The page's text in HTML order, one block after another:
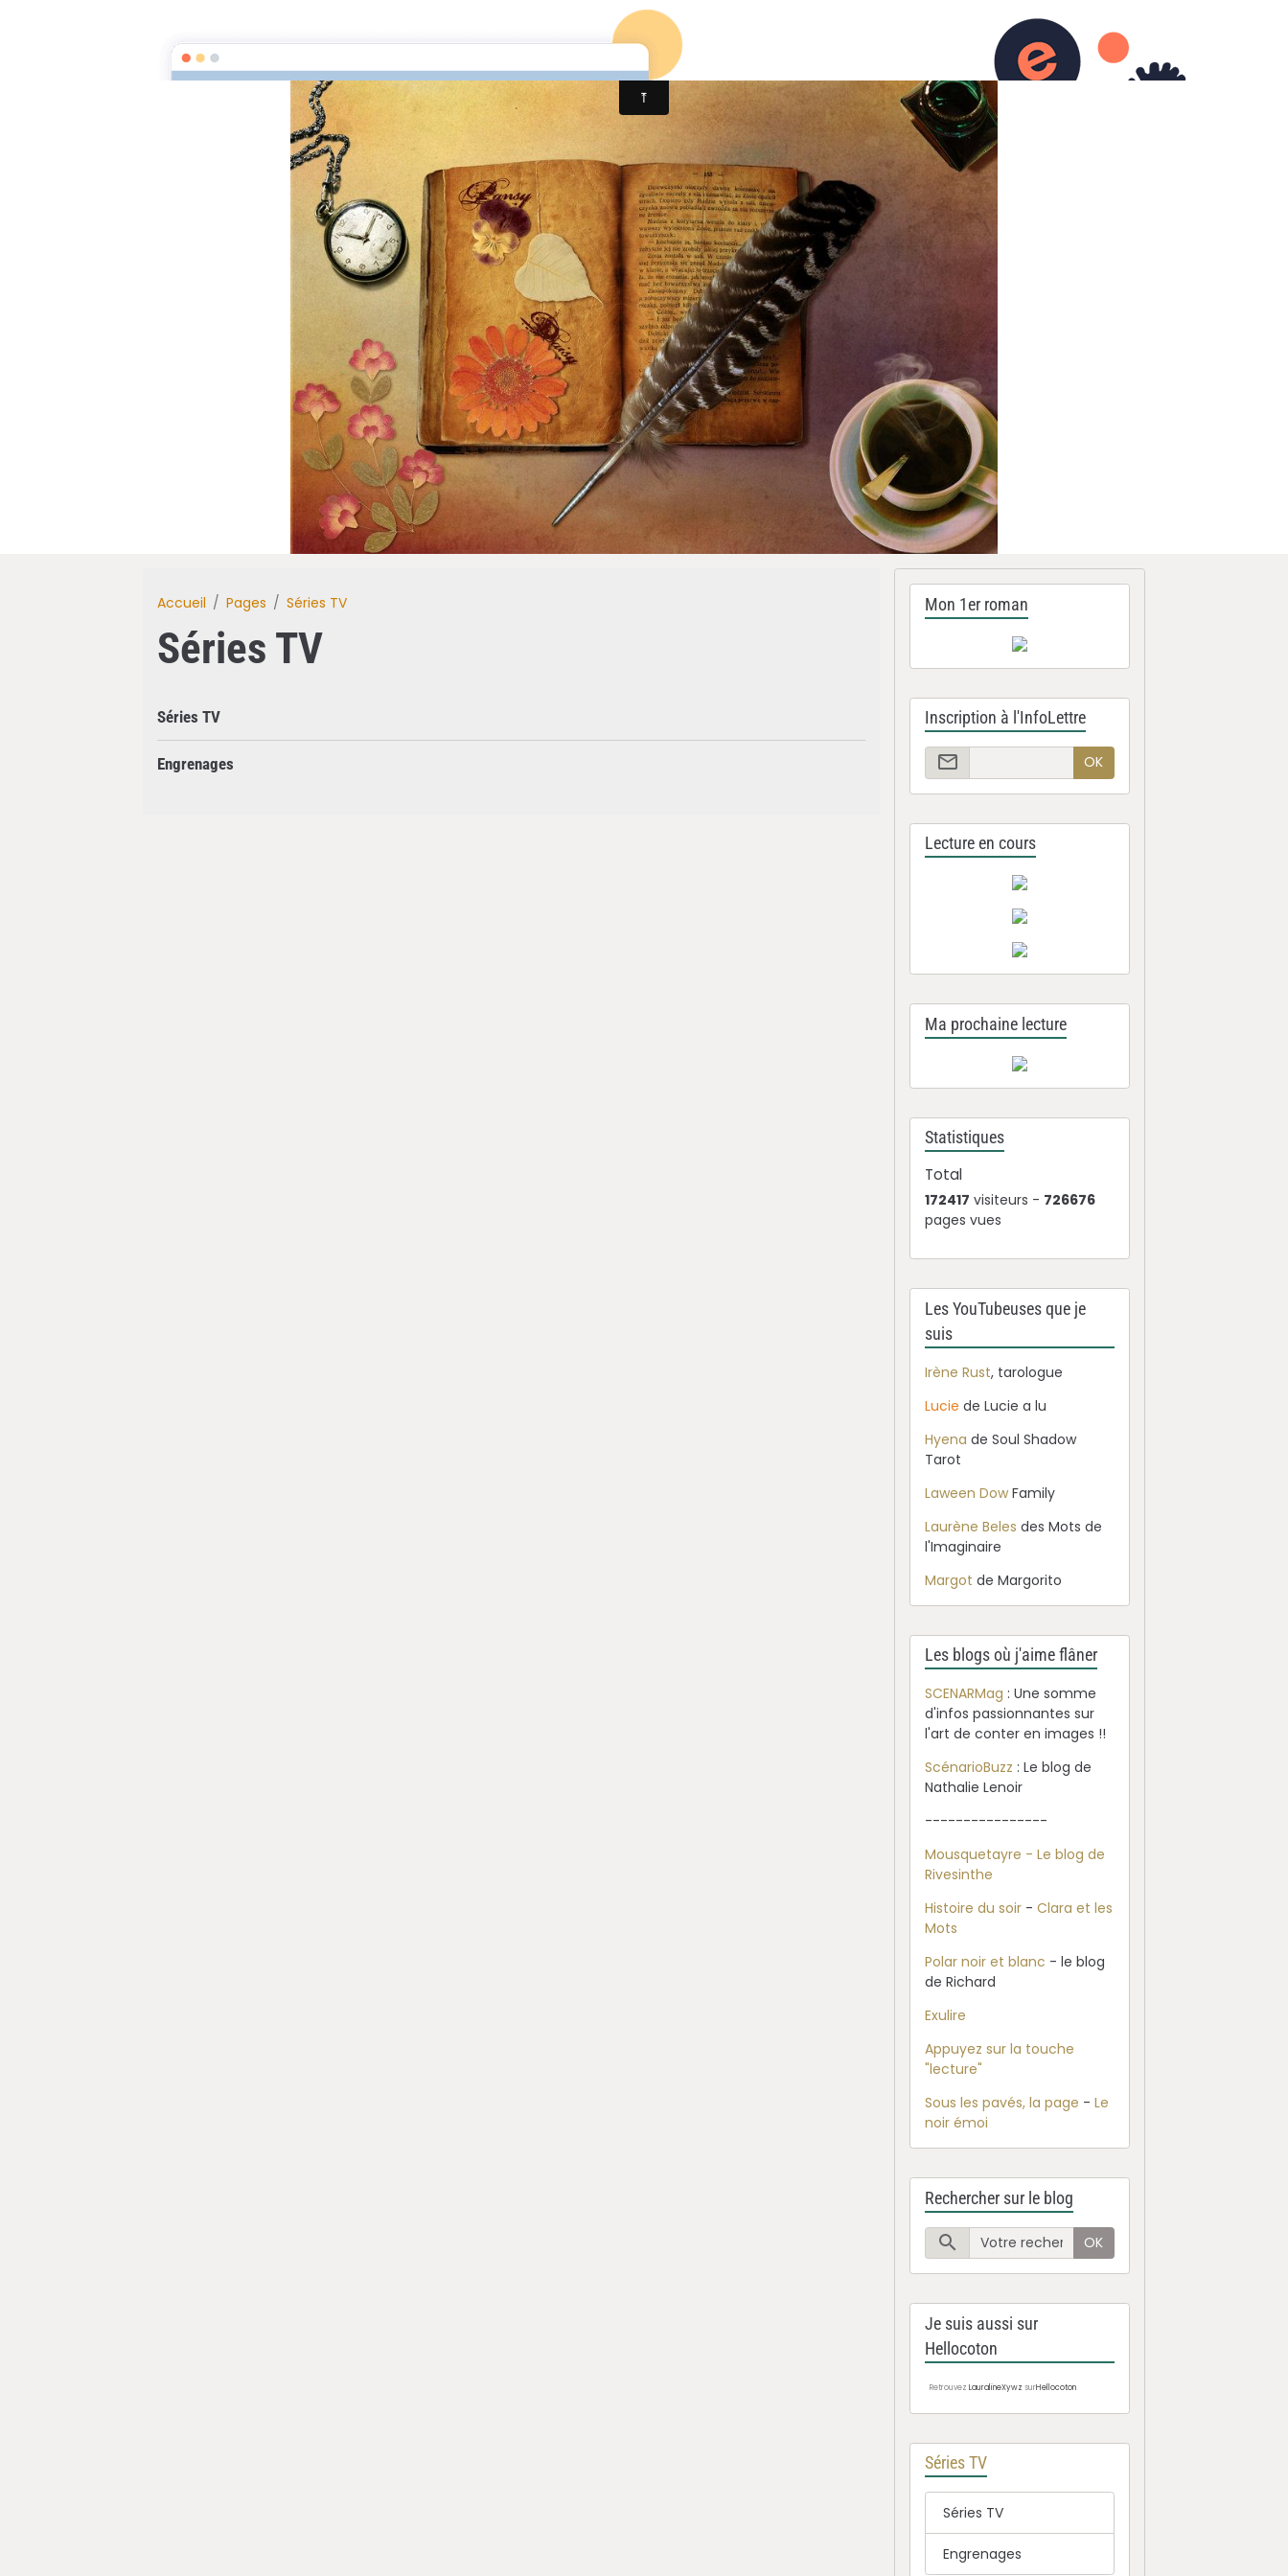
Mon blog Contact
Accueil Pages Séries TV
Séries TV
Séries TV
Engrenages
Mon 1er roman
Inscription à l'InfoLettre
OK
Lecture en cours
Ma prochaine lecture
Statistiques
Total
172417 visiteurs - 726676
pages vues
Les YouTubeuses que je
suis
Irène Rust, tarologue
Luciede Lucie a lu
Hyena de Soul Shadow
Tarot
Laween DowFamily
Laurène Beles des Mots de
l'Imaginaire
Margot de Margorito
Les blogs où j'aime flâner
SCENARMag : Une somme
d'infos passionnantes sur
l'art de conter en images !!
ScénarioBuzz : Le blog de
Nathalie Lenoir
----------------
Mousquetayre - Le blog de
Rivesinthe
Histoire du soir -Clara et les
Mots
Polar noir et blanc - le blog
de Richard
Exulire
Appuyez sur la touche
"lecture"
Sous les pavés, la page -Le
noir émoi
Rechercher sur le blog
OK
Je suis aussi sur
Hellocoton
RetrouvezLauralineXywz surHellocoton
Séries TV
Séries TV
Engrenages